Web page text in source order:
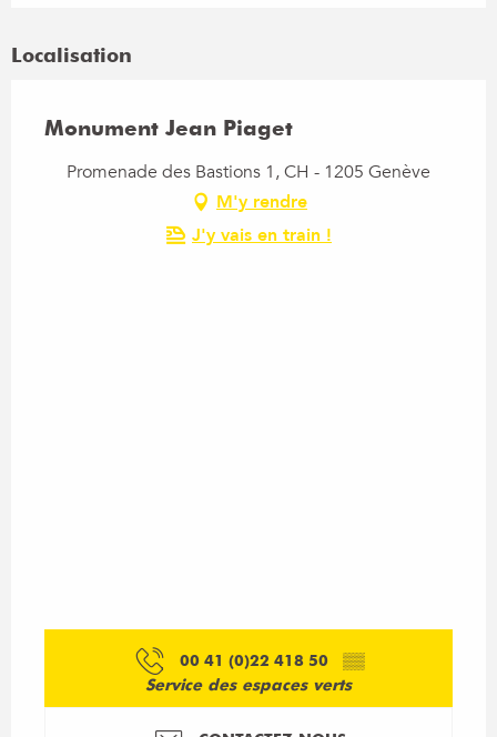
Localisation
Monument Jean Piaget
Promenade des Bastions 1, CH - 1205 Genève
M'y rendre
J'y vais en train !
00 41 (0)22 418 50 ▒▒
Service des espaces verts